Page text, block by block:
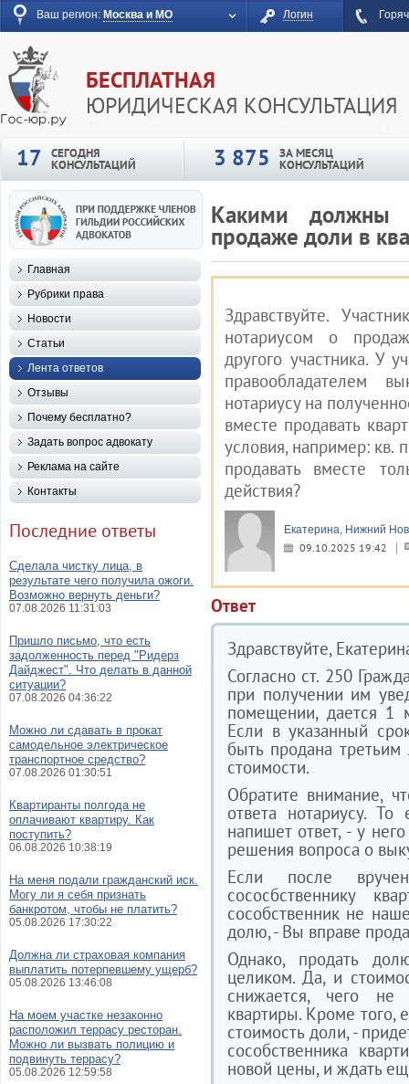
Ваш регион: Москва и МО Логин
БЕСПЛАТНАЯ
ЮРИДИЧЕСКАЯ КОНСУЛЬТАЦИЯ
17
СЕГОДНЯ
КОНСУЛЬТАЦИЙ 3 875 ЗА МЕСЯЦ
КОНСУЛЬТАЦИЙ
Какими должны
продаже доли в
Здравствуйте.
нотариусом о
другого участника. У
правообладателем
нотариусу на
вместе продавать
условия, например: кв.
продавать вместе
действия?
Екатерина, Нижний
09.10.2025 19:42
Ответ
Здравствуйте,
Согласно ст. 250
при получении им
помещении, дается 1
Если в указанный
быть продана
стоимости.
Обратите внимание,
ответа нотариусу.
напишет ответ, - у
решения вопроса о
Если после
сососбственнику
сособственник не
долю, - Вы вправе
Однако, продать
целиком. Да, и
снижается, чего
квартиры. Кроме того,
стоимость доли, -
сособственника
новой цены, и ждать
Главная
Рубрики права
Новости
Статьи
Лента ответов
Отзывы
Почему бесплатно?
Задать вопрос адвокату
Реклама на сайте
Контакты
Последние ответы
Сделала чистку лица, в
результате чего получила ожоги.
Возможно вернуть деньги?
07.08.2026 11:31:03
Пришло письмо, что есть
задолженность перед "Ридерз
Дайджест". Что делать в данной
ситуации?
07.08.2026 04:36:22
Можно ли сдавать в прокат
самодельное электрическое
транспортное средство?
07.08.2026 01:30:51
Квартиранты полгода не
оплачивают квартиру. Как
поступить?
06.08.2026 10:38:19
На меня подали гражданский иск.
Могу ли я себя признать
банкротом, чтобы не платить?
05.08.2026 17:30:22
Должна ли страховая компания
выплатить потерпевшему ущерб?
05.08.2026 13:46:08
На моем участке незаконно
расположил террасу ресторан.
Можно ли вызвать полицию и
подвинуть террасу?
05.08.2026 12:59:58